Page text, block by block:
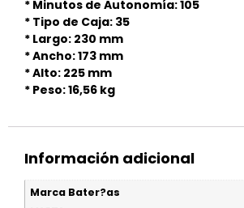
* Minutos de Autonomía: 105
* Tipo de Caja: 35
* Largo: 230 mm
* Ancho: 173 mm
* Alto: 225 mm
* Peso: 16,56 kg
Información adicional
Marca Bater?as